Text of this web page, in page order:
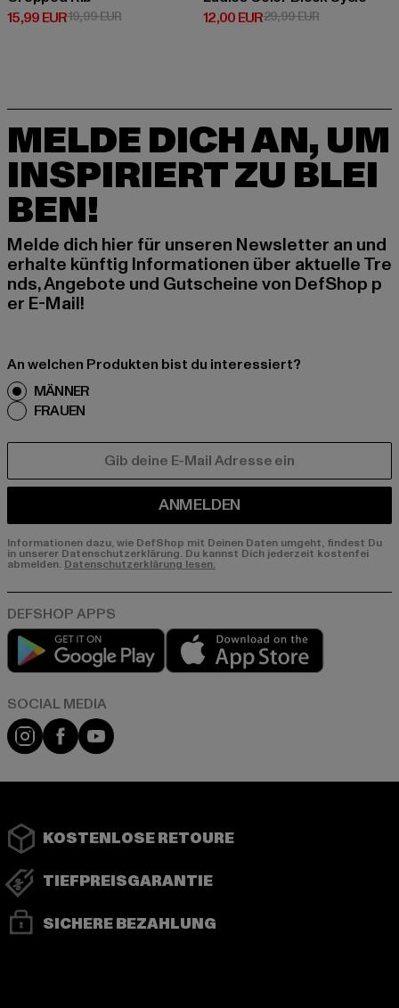
15,99 EUR
Derzeitiger Preis: 15,99 EUR
19,99 EURAktionspreis: 19,99 EUR
12,00 EUR
Derzeitiger Preis: 12,00 EUR
29,99 EURAktionspreis:
MELDE DICH AN, UM
INSPIRIERT ZU BLEI
BEN!
Melde dich hier für unseren Newsletter an und
erhalte künftig Informationen über aktuelle Tre
nds, Angebote und Gutscheine von DefShop p
er E-Mail!
An welchen Produkten bist du interessiert?
MÄNNER
FRAUEN
ANMELDEN
Informationen dazu, wie DefShop mit Deinen Daten umgeht, findest Du
in unserer Datenschutzerklärung. Du kannst Dich jederzeit kostenfei
abmelden. Datenschutzerklärung lesen.
Play market
Instagram
FacebookYouTube
KOSTENLOSE RETOURE
TIEFPREISGARANTIE
SICHERE BEZAHLUNG